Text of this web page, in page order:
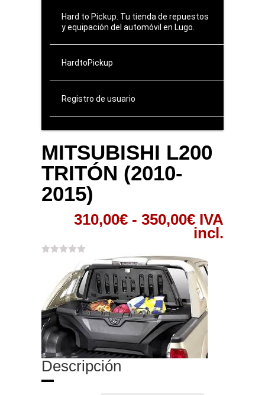
Hard to Pickup. Tu tienda de repuestos
y equipación del automóvil en Lugo.
HardtoPickup
Registro de usuario
MITSUBISHI L200
TRITÓN (2010-
2015)
310,00€ - 350,00€Rango
de
desde
310,00€
hasta
350,00€
IVA
incl.
Descripción